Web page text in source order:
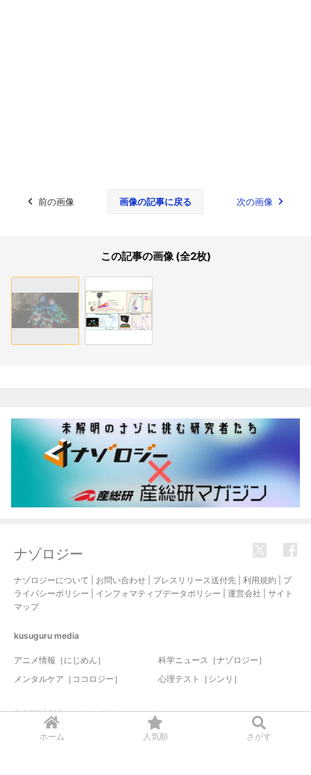
ホーム 人気順 さがす
前の画像 画像の記事に戻る 次の画像
この記事の画像 (全2枚)
ナゾロジー
ナゾロジーについて お問い合わせ プレスリリース送付先 利用規約
プ
ライバシーポリシー
インフォマティブデータポリシー 運営会社
サイト
マップ
kusuguru media
アニメ情報［にじめん］
科学ニュース［ナゾロジー］
メンタルケア［ココロジー］
心理テスト［シンリ］
© 2017-2026 nazology. all rights reserved.